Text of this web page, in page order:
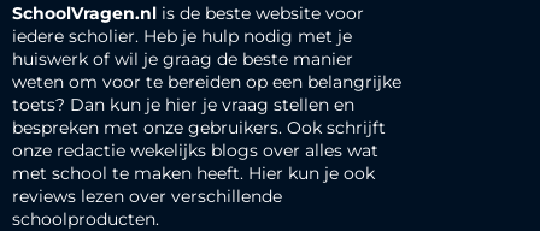
SchoolVragen.nl is de beste website voor
iedere scholier. Heb je hulp nodig met je
huiswerk of wil je graag de beste manier
weten om voor te bereiden op een belangrijke
toets? Dan kun je hier je vraag stellen en
bespreken met onze gebruikers. Ook schrijft
onze redactie wekelijks blogs over alles wat
met school te maken heeft. Hier kun je ook
reviews lezen over verschillende
schoolproducten.